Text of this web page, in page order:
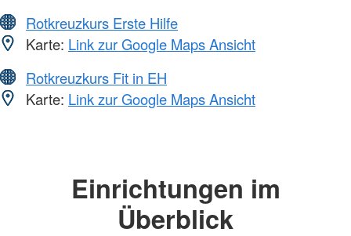
Rotkreuzkurs Erste Hilfe
Karte: Link zur Google Maps Ansicht
Rotkreuzkurs Fit in EH
Karte: Link zur Google Maps Ansicht
Einrichtungen im
Überblick